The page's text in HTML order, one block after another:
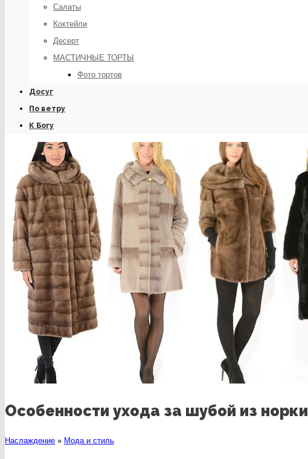
Салаты
Коктейли
Десерт
МАСТИЧНЫЕ ТОРТЫ
Фото тортов
Досуг
По ветру
К Богу
Особенности ухода за шубой из норки
Наслаждение » Мода и стиль